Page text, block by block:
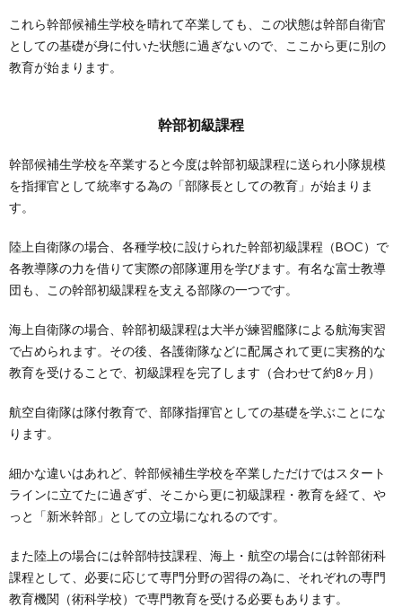
これら幹部候補生学校を晴れて卒業しても、この状態は幹部自衛官
としての基礎が身に付いた状態に過ぎないので、ここから更に別の
教育が始まります。
幹部初級課程
幹部候補生学校を卒業すると今度は幹部初級課程に送られ小隊規模
を指揮官として統率する為の「部隊長としての教育」が始まりま
す。
陸上自衛隊の場合、各種学校に設けられた幹部初級課程（BOC）で
各教導隊の力を借りて実際の部隊運用を学びます。有名な富士教導
団も、この幹部初級課程を支える部隊の一つです。
海上自衛隊の場合、幹部初級課程は大半が練習艦隊による航海実習
で占められます。その後、各護衛隊などに配属されて更に実務的な
教育を受けることで、初級課程を完了します（合わせて約8ヶ月）
航空自衛隊は隊付教育で、部隊指揮官としての基礎を学ぶことにな
ります。
細かな違いはあれど、幹部候補生学校を卒業しただけではスタート
ラインに立てたに過ぎず、そこから更に初級課程・教育を経て、や
っと「新米幹部」としての立場になれるのです。
また陸上の場合には幹部特技課程、海上・航空の場合には幹部術科
課程として、必要に応じて専門分野の習得の為に、それぞれの専門
教育機関（術科学校）で専門教育を受ける必要もあります。